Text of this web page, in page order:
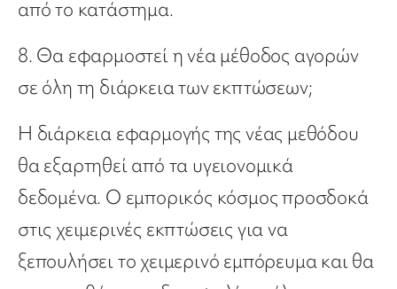
από το κατάστημα.
8. Θα εφαρμοστεί η νέα μέθοδος αγορών
σε όλη τη διάρκεια των εκπτώσεων;
H διάρκεια εφαρμογής της νέας μεθόδου
θα εξαρτηθεί από τα υγειονομικά
δεδομένα. Ο εμπορικός κόσμος προσδοκά
στις χειμερινές εκπτώσεις για να
ξεπουλήσει το χειμερινό εμπόρευμα και θα